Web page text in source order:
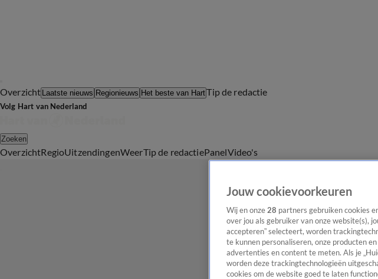
Overzicht Laatste nieuws Regionieuws Het beste van HartTip de redactie
Volg Hart van Nederland
Zoeken
OverzichtRegioUitzendingenWeerTip de redactiePanelVideo's
Jouw cookievoorkeuren
Wij en onze 28 partners gebruiken cookies
over jou als gebruiker van onze website(s),
accepteren” selecteert, worden
te kunnen personaliseren, onze producten
advertenties en content te meten. Als je
worden deze trackingtechnologieën
cookies om de website goed te laten